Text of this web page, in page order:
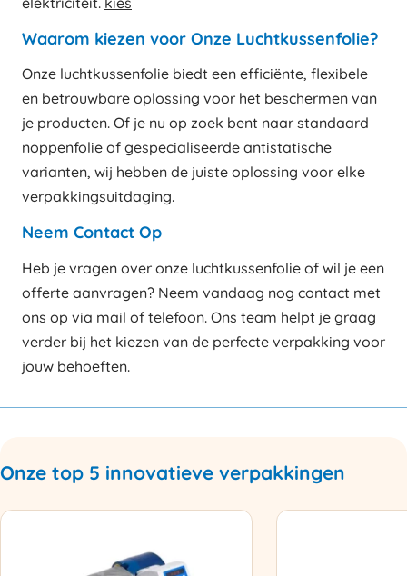
Waarom kiezen voor Onze Luchtkussenfolie?
Onze luchtkussenfolie biedt een efficiënte, flexibele
en betrouwbare oplossing voor het beschermen van
je producten. Of je nu op zoek bent naar standaard
noppenfolie of gespecialiseerde antistatische
varianten, wij hebben de juiste oplossing voor elke
verpakkingsuitdaging.
Neem Contact Op
Heb je vragen over onze luchtkussenfolie of wil je een
offerte aanvragen? Neem vandaag nog contact met
ons op via mail of telefoon. Ons team helpt je graag
verder bij het kiezen van de perfecte verpakking voor
jouw behoeften.
Onze top 5 innovatieve verpakkingen